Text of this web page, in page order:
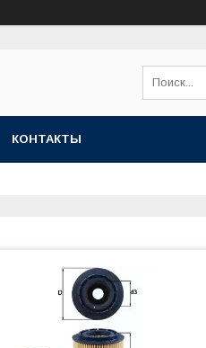
КОНТАКТЫ